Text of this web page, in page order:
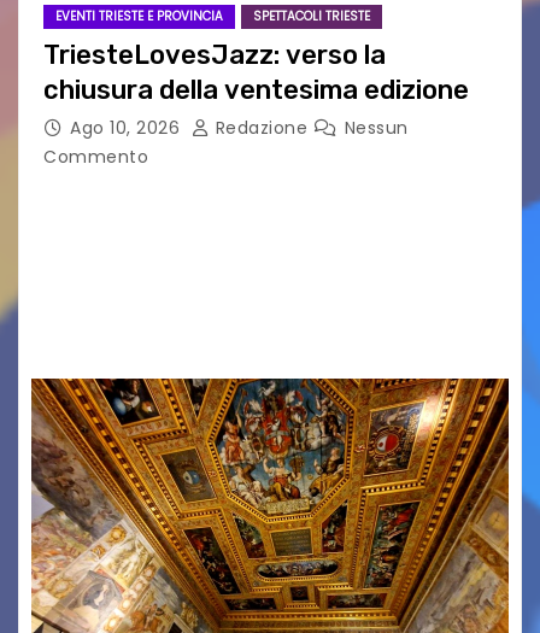
EVENTI TRIESTE E PROVINCIA SPETTACOLI TRIESTE
TriesteLovesJazz: verso la
chiusura della ventesima edizione
Ago 10, 2026 Redazione
Nessun
Commento